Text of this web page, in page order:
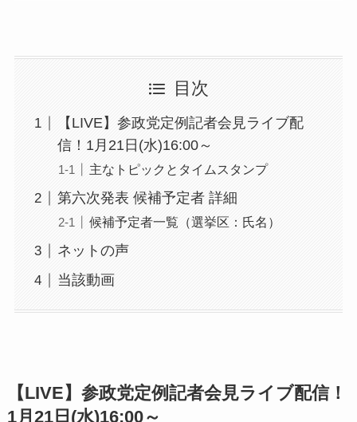
目次
【LIVE】参政党定例記者会見ライブ配
信！1月21日(水)16:00～
主なトピックとタイムスタンプ
第六次発表 候補予定者 詳細
候補予定者一覧（選挙区：氏名）
ネットの声
当該動画
【LIVE】参政党定例記者会見ライブ配信！
1月21日(水)16:00～